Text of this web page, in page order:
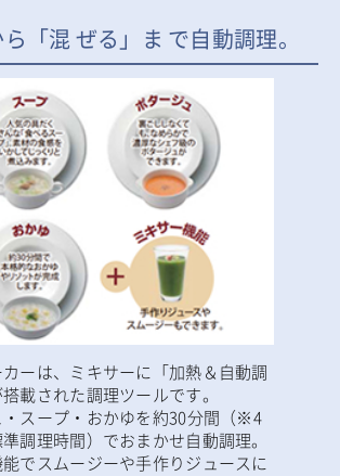
ら「混 ぜる」ま で自動調理。
カーは、ミキサーに「加熱＆自動調
載された調理ツールです。
・スープ・おかゆを約30分間（※4
準調理時間）でおまかせ自動調理。
能でスムージーや手作りジュースに